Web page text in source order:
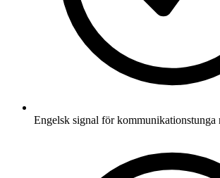
Engelsk signal för kommunikationstunga